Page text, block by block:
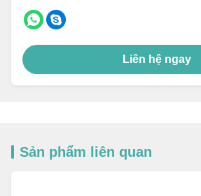
Liên hệ ngay
Sản phẩm liên quan